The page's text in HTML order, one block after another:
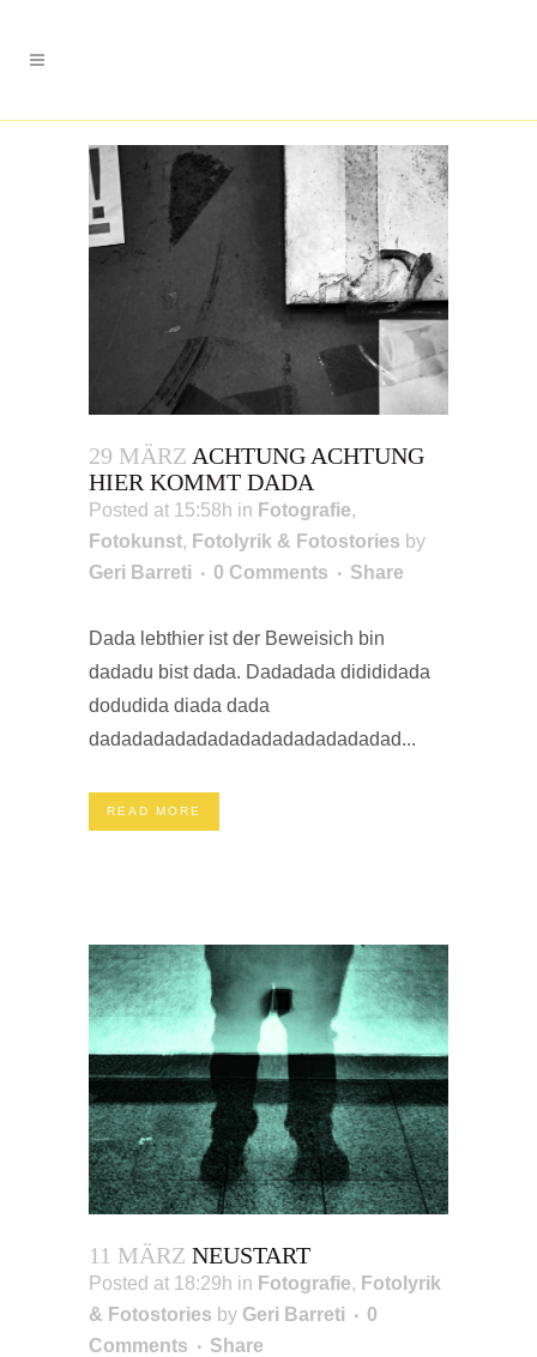
29 MÄRZ ACHTUNG ACHTUNG
HIER KOMMT DADA
Posted at 15:58h in Fotografie,
Fotokunst, Fotolyrik & Fotostories by
Geri Barreti
0 Comments Share
Dada lebthier ist der Beweisich bin
dadadu bist dada. Dadadada didididada
dodudida diada dada
dadadadadadadadadadadadadadad...
READ MORE
11 MÄRZ NEUSTART
Posted at 18:29h in Fotografie, Fotolyrik
& Fotostories by Geri Barreti
0
Comments
Share